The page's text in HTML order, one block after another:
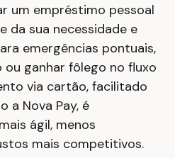
um empréstimo pessoal
da sua necessidade e
emergências pontuais,
ganhar fôlego no fluxo
via cartão, facilitado
a Nova Pay, é
ágil, menos
mais competitivos.